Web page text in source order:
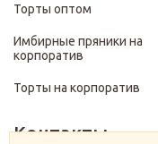
Торты оптом
Имбирные пряники на
корпоратив
Торты на корпоратив
Контакты